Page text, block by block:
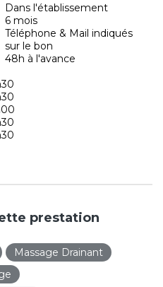
Dans l'établissement
6 mois
Téléphone & Mail indiqués
sur le bon
48h à l'avance
prestation
Massage Drainant